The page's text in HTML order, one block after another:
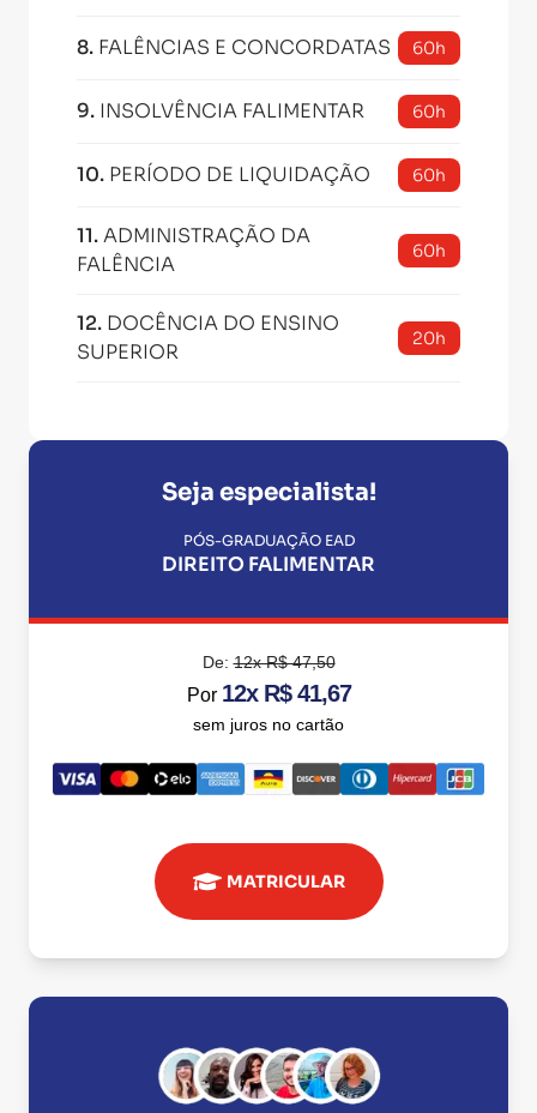
8. FALÊNCIAS E CONCORDATAS 60h
9. INSOLVÊNCIA FALIMENTAR 60h
10. PERÍODO DE LIQUIDAÇÃO 60h
11.ADMINISTRAÇÃO DA
FALÊNCIA
60h
12. DOCÊNCIA DO ENSINO
SUPERIOR
20h
Seja especialista!
PÓS-GRADUAÇÃO EAD
DIREITO FALIMENTAR
De:12x R$ 47,50
Por 12x R$ 41,67
sem juros no cartão
MATRICULAR